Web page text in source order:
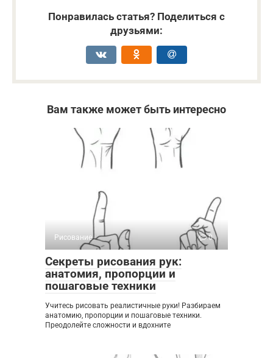
Понравилась статья? Поделиться с
друзьями:
Вам также может быть интересно
Рисование 0
Секреты рисования рук:
анатомия, пропорции и
пошаговые техники
Учитесь рисовать реалистичные руки! Разбираем
анатомию, пропорции и пошаговые техники.
Преодолейте сложности и вдохните